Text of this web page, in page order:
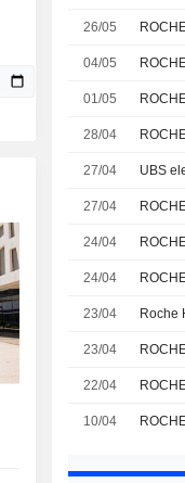
26/05
04/05
01/05
28/04
27/04 UBS
27/04
24/04
24/04
23/04 Roche
23/04
22/04
10/04